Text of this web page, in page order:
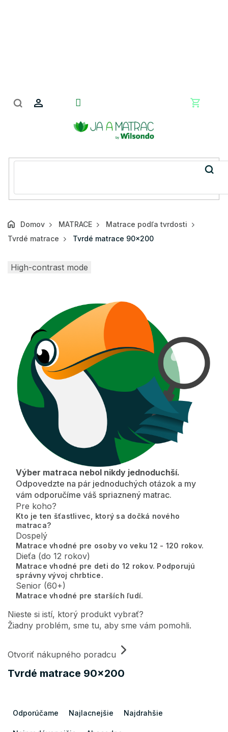
Domov MATRACE
Matrace podľa tvrdosti
Tvrdé matrace
Tvrdé matrace 90x200
Tvrdé matrace 90x200
High-contrast mode
Výber matraca nebol nikdy jednoduchší.
Odpovedzte na pár jednoduchých otázok a my
vám odporučíme váš spriaznený matrac.
Pre koho?
Kto je ten šťastlivec, ktorý sa dočká nového
matraca?
Dospelý
Matrace vhodné pre osoby vo veku 12 - 120 rokov.
Dieťa (do 12 rokov)
Matrace vhodné pre deti do 12 rokov. Podporujú
správny vývoj chrbtice.
Senior (60+)
Matrace vhodné pre starších ľudí.
Nieste si istí, ktorý produkt vybrať?
Žiadny problém, sme tu, aby sme vám pomohli.
Otvoriť nákupného poradcu
Odporúčame Najlacnejšie Najdrahšie